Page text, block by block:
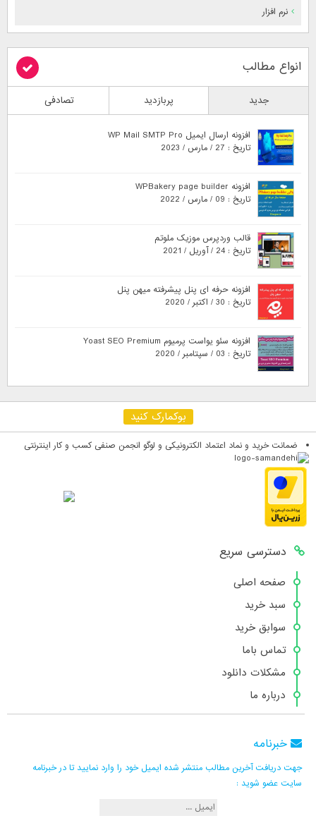
نرم افزار
انواع مطالب
جدید پربازدید تصادفی
افزونه ارسال ایمیل WP Mail SMTP Pro
تاریخ : 27 / مارس / 2023
افزونه WPBakery page builder
تاریخ : 09 / مارس / 2022
قالب وردپرس موزیک ملوتم
تاریخ : 24 / آوریل / 2021
افزونه حرفه ای پنل پیشرفته میهن پنل
تاریخ : 30 / اکتبر / 2020
افزونه سئو یواست پرمیوم Yoast SEO Premium
تاریخ : 03 / سپتامبر / 2020
بوکمارک کنید
ضمانت خرید و نماد اعتماد الکترونیکی و لوگو انجمن صنفی کسب و کار اینترنتی
دسترسی سریع
صفحه اصلی
سبد خرید
سوابق خرید
تماس باما
مشکلات دانلود
درباره ما
خبرنامه
جهت دریافت آخرین مطالب منتشر شده ایمیل خود را وارد نمایید تا در خبرنامه
سایت عضو شوید :